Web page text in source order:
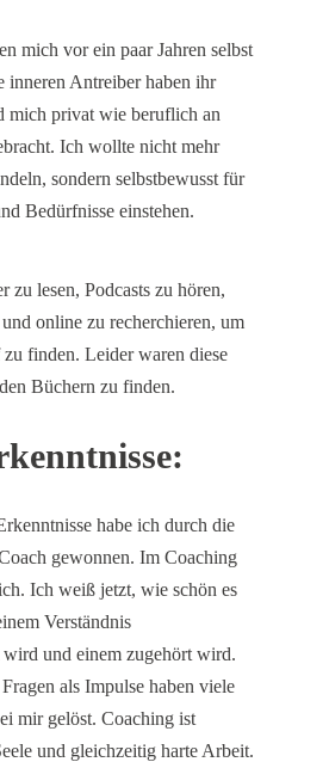
mich vor ein paar Jahren selbst
inneren Antreiber haben ihr
mich privat wie beruflich an
Ich wollte nicht mehr
sondern selbstbewusst für
Bedürfnisse einstehen.
zu lesen, Podcasts zu hören,
online zu recherchieren, um
finden. Leider waren diese
Büchern zu finden.
habe ich durch die
gewonnen. Im Coaching
Ich weiß jetzt, wie schön es
Verständnis
wird und einem zugehört wird.
als Impulse haben viele
mir gelöst. Coaching ist
und gleichzeitig harte Arbeit.